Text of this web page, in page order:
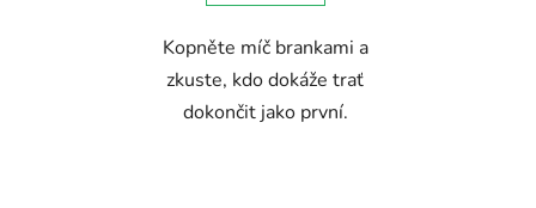
hvězdiček.
Kopněte míč brankami a
zkuste, kdo dokáže trať
dokončit jako první.